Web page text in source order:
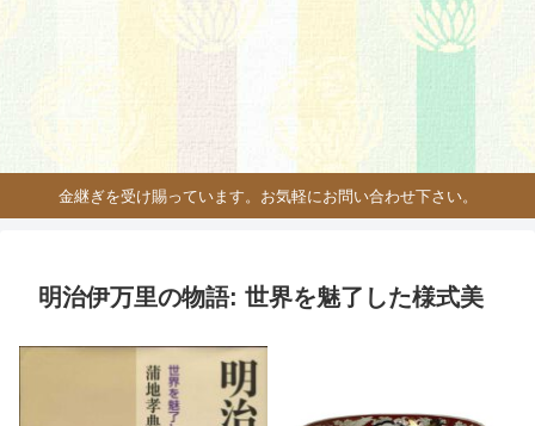
金継ぎを受け賜っています。お気軽にお問い合わせ下さい。
明治伊万里の物語: 世界を魅了した様式美